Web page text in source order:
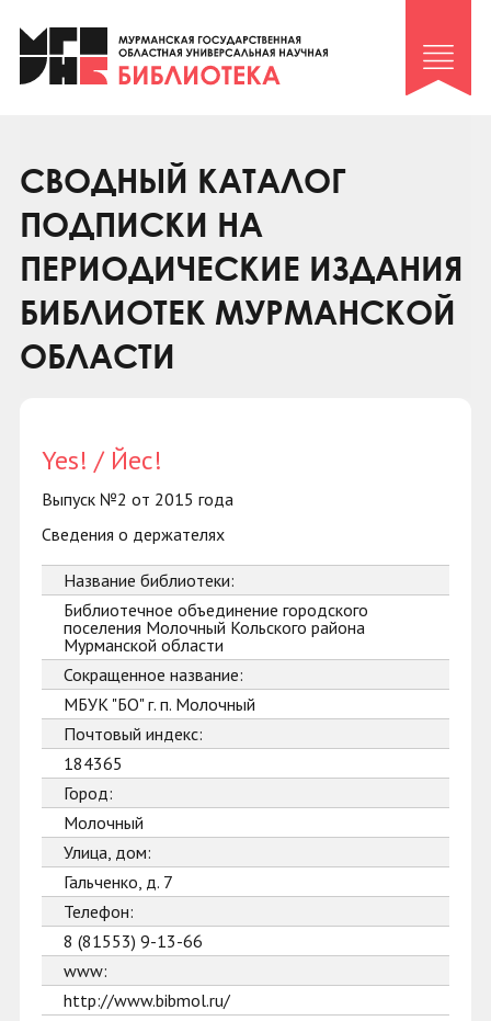
Клуб «Гиря и сельдерей»
Клуб «Семейный архив»
Коллегам
Контакты
СВОДНЫЙ КАТАЛОГ
ПОДПИСКИ НА
ПЕРИОДИЧЕСКИЕ ИЗДАНИЯ
БИБЛИОТЕК МУРМАНСКОЙ
ОБЛАСТИ
Yes! / Йес!
Выпуск №2 от 2015 года
Сведения о держателях
Название библиотеки:
Библиотечное объединение городского
поселения Молочный Кольского района
Мурманской области
Сокращенное название:
МБУК "БО" г. п. Молочный
Почтовый индекс:
184365
Город:
Молочный
Улица, дом:
Гальченко, д. 7
Телефон:
8 (81553) 9-13-66
www:
http://www.bibmol.ru/